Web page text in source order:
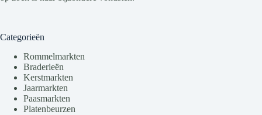
Categorieën
Rommelmarkten
Braderieën
Kerstmarkten
Jaarmarkten
Paasmarkten
Platenbeurzen